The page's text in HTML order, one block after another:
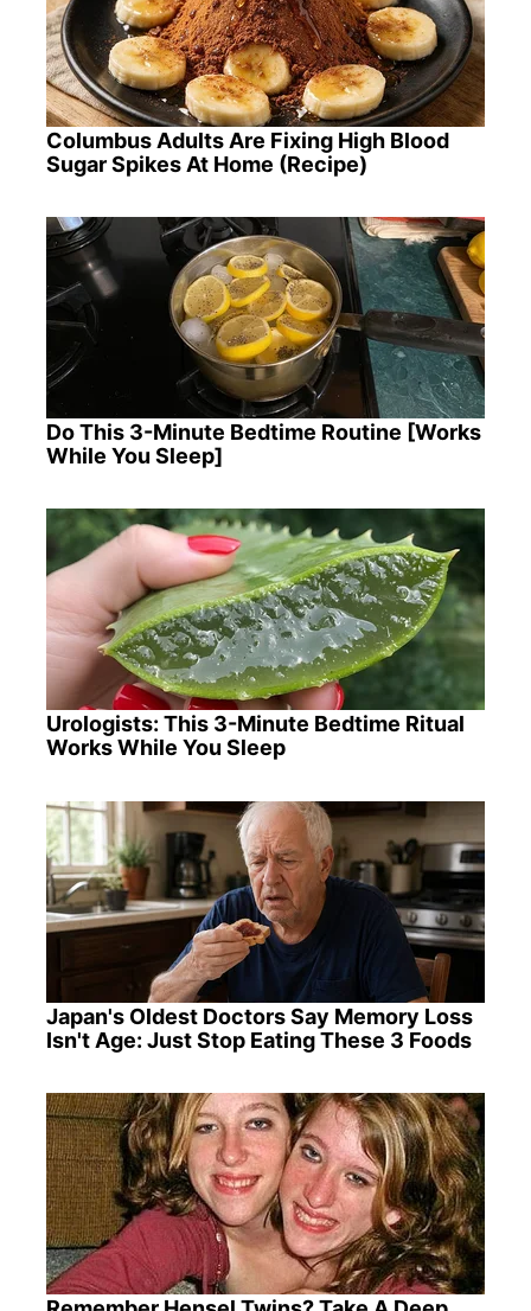
Columbus Adults Are Fixing High Blood
Sugar Spikes At Home (Recipe)
Do This 3-Minute Bedtime Routine [Works
While You Sleep]
Urologists: This 3-Minute Bedtime Ritual
Works While You Sleep
Japan's Oldest Doctors Say Memory Loss
Isn't Age: Just Stop Eating These 3 Foods